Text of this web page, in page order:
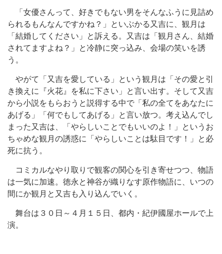
「女優さんって、好きでもない男をそんなふうに見詰め
られるもんなんですかね？」といぶかる又吉に、観月は
「結婚してください」と訴える。又吉は「観月さん、結婚
されてますよね？」と冷静に突っ込み、会場の笑いを誘
う。
やがて「又吉を愛している」という観月は「その愛と引
き換えに『火花』を私に下さい」と言い出す。そして又吉
から小説をもらおうと説得する中で「私の全てをあなたに
あげる」「何でもしてあげる」と言い放つ。考え込んでし
まった又吉は、「やらしいことでもいいのよ！」というお
ちゃめな観月の誘惑に「やらしいことは駄目です！」と必
死に抗う。
コミカルなやり取りで観客の関心を引き寄せつつ、物語
は一気に加速。徳永と神谷が織りなす原作物語に、いつの
間にか観月と又吉も入り込んでいく。
舞台は３０日～４月１５日、都内・紀伊國屋ホールで上
演。